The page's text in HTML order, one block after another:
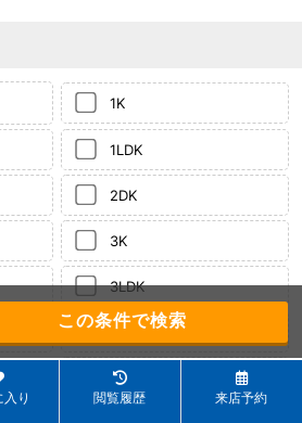
1K
1LDK
2DK
3K
3LDK
4DK
それ以上
入り 閲覧履歴 来店予約